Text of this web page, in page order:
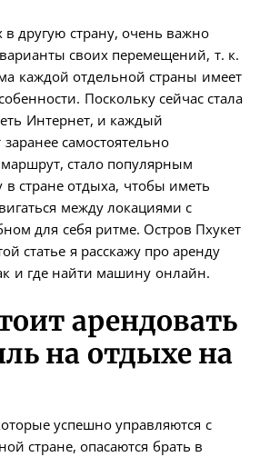
в другую страну, очень важно
своих перемещений, т. к.
каждой отдельной страны имеет
Поскольку сейчас стала
Интернет, и каждый
самостоятельно
стало популярным
стране отдыха, чтобы иметь
между локациями с
для себя ритме. Остров Пхукет
статье я расскажу про аренду
и где найти машину онлайн.
арендовать
на отдыхе на
успешно управляются с
стране, опасаются брать в